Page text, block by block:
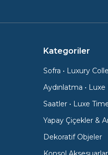
Kategoriler
Sofra • Luxury
Aydınlatma •
Saatler • Luxe
Yapay Çiçekler &
Dekoratif Objeler